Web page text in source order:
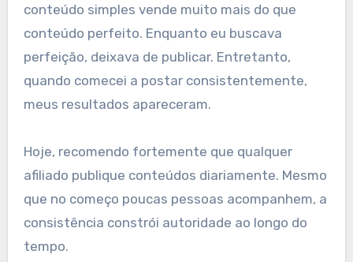
conteúdo simples vende muito mais do que
conteúdo perfeito. Enquanto eu buscava
perfeição, deixava de publicar. Entretanto,
quando comecei a postar consistentemente,
meus resultados apareceram.
Hoje, recomendo fortemente que qualquer
afiliado publique conteúdos diariamente. Mesmo
que no começo poucas pessoas acompanhem, a
consistência constrói autoridade ao longo do
tempo.